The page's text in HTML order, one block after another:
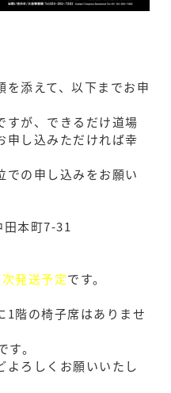
を添えて、以下までお申
すが、できるだけ道場
申し込みただければ幸
の申し込みをお願い
田本町7-31
発送予定です。
1階の椅子席はありませ
。
よろしくお願いいたし